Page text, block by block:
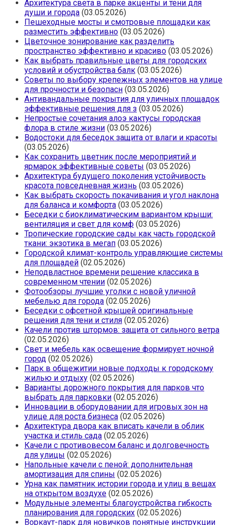
Архитектура света в парке акценты и тени для
души и города (03.05.2026)
Пешеходные мосты и смотровые площадки как
разместить эффективно (03.05.2026)
Цветочное зонирование как разделить
пространство эффективно и красиво (03.05.2026)
Как выбрать правильные цветы для городских
условий и обустройства балк (03.05.2026)
Советы по выбору крепежных элементов на улице
для прочности и безопасн (03.05.2026)
Антивандальные покрытия для уличных площадок
эффективные решения для з (03.05.2026)
Непростые сочетания алоэ кактусы городская
флора в стиле жизни (03.05.2026)
Водостоки для беседок защита от влаги и красоты
(03.05.2026)
Как сохранить цветник после мероприятий и
ярмарок эффективные советы (03.05.2026)
Архитектура будущего поколения устойчивость
красота повседневная жизнь (03.05.2026)
Как выбрать скорость покачивания и угол наклона
для баланса и комфорта (03.05.2026)
Беседки с биоклиматическим вариантом крыши:
вентиляция и свет для комф (03.05.2026)
Тропические городские сады как часть городской
ткани: экзотика в мегап (03.05.2026)
Городской климат-контроль управляющие системы
для площадей (02.05.2026)
Неподвластное времени решение классика в
современном чтении (02.05.2026)
Фотообзоры лучшие уголки с новой уличной
мебелью для города (02.05.2026)
Беседки с офсетной крышей оригинальные
решения для тени и стиля (02.05.2026)
Качели против штормов: защита от сильного ветра
(02.05.2026)
Свет и мебель как освещение формирует ночной
город (02.05.2026)
Парк в общежитии новые подходы к городскому
жилью и отдыху (02.05.2026)
Варианты дорожного покрытия для парков что
выбрать для парковки (02.05.2026)
Инновации в оборудовании для игровых зон на
улице для роста бизнеса (02.05.2026)
Архитектура двора как вписать качели в облик
участка и стиль сада (02.05.2026)
Качели с противовесом баланс и долговечность
для улицы (02.05.2026)
Напольные качели с пеной: дополнительная
амортизация для спины (02.05.2026)
Урна как памятник истории города и улиц в вещах
на открытом воздухе (02.05.2026)
Модульные элементы благоустройства гибкость
планирования для городских (02.05.2026)
Воркаут-парк для новичков понятные инструкции